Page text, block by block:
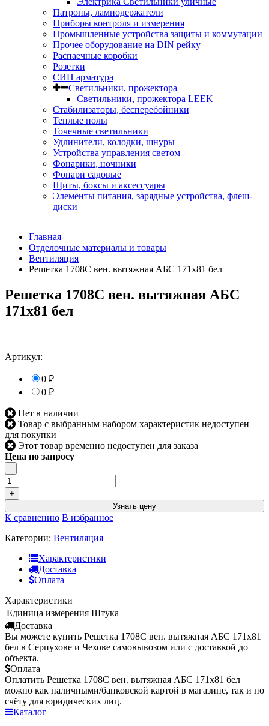
Патроны, ламподержатели
Приборы контроля и измерения
Промышленные устройства защиты и коммутации
Прочее оборудование на DIN рейку
Распаечные коробки
Розетки
СИП арматура
Светильники, прожектора
Светильники, прожектора LEEK
Стабилизаторы, бесперебойники
Теплые полы
Точечные светильники
Удлинители, колодки, шнуры
Устройства управления светом
Фонарики, ночники
Фонари садовые
Щиты, боксы и аксессуары
Элементы питания, зарядные устройства, флеш-
диски
Главная
Отделочные материалы и товары
Вентиляция
Решетка 1708С вен. вытяжная АБС 171х81 бел
Решетка 1708С вен. вытяжная АБС
171х81 бел
Артикул:
0 ₽
0 ₽
Нет в наличии
Товар с выбранным набором характеристик недоступен
для покупки
Этот товар временно недоступен для заказа
Цена по запросу
-
+
Узнать цену
К сравнению В избранное
Категории: Вентиляция
Характеристики
Доставка
Оплата
Характеристики
Единица измерения Штука
Доставка
Вы можете купить Решетка 1708С вен. вытяжная АБС 171х81
бел в Серпухове и Чехове самовывозом или с доставкой до
объекта.
Оплата
Оплатить Решетка 1708С вен. вытяжная АБС 171х81 бел
можно как наличными/банковской картой в магазине, так и по
счёту для юридических лиц.
Каталог